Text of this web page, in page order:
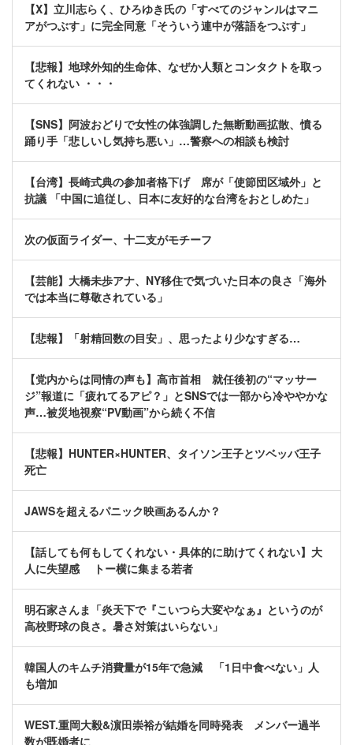
【X】立川志らく、ひろゆき氏の「すべてのジャンルはマニ
アがつぶす」に完全同意「そういう連中が落語をつぶす」
【悲報】地球外知的生命体、なぜか人類とコンタクトを取っ
てくれない ・・・
【SNS】阿波おどりで女性の体強調した無断動画拡散、憤る
踊り手「悲しいし気持ち悪い」…警察への相談も検討
【台湾】長崎式典の参加者格下げ 席が「使節団区域外」と
抗議 「中国に追従し、日本に友好的な台湾をおとしめた」
次の仮面ライダー、十二支がモチーフ
【芸能】大橋未歩アナ、NY移住で気づいた日本の良さ「海外
では本当に尊敬されている」
【悲報】「射精回数の目安」、思ったより少なすぎる…
【党内からは同情の声も】高市首相 就任後初の“マッサー
ジ”報道に「疲れてるアピ？」とSNSでは一部から冷ややかな
声…被災地視察“PV動画”から続く不信
【悲報】HUNTER×HUNTER、タイソン王子とツベッバ王子
死亡
JAWSを超えるパニック映画あるんか？
【話しても何もしてくれない・具体的に助けてくれない】大
人に失望感 トー横に集まる若者
明石家さんま「炎天下で『こいつら大変やなぁ』というのが
高校野球の良さ。暑さ対策はいらない」
韓国人のキムチ消費量が15年で急減 「1日中食べない」人
も増加
WEST.重岡大毅&濵田崇裕が結婚を同時発表 メンバー過半
数が既婚者に